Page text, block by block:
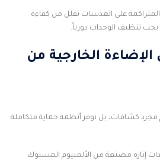
المتراكمة على العدسات تقلل من كفاءة
الإضاءة الخارجية من
مجرد كشافات، بل نوفر أنظمة حماية متكاملة
إنارة مصنعة من الألمنيوم المسبوك